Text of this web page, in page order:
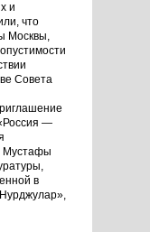
и
что
Москвы,
Совета
—
Мустафы
в